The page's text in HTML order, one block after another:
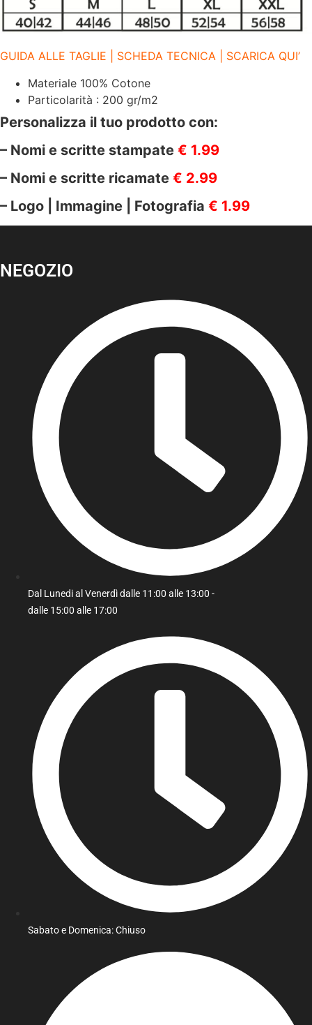
GUIDA ALLE TAGLIE | SCHEDA TECNICA | SCARICA QUI’
Materiale 100% Cotone
Particolarità : 200 gr/m2
Personalizza il tuo prodotto con:
– Nomi e scritte stampate € 1.99
– Nomi e scritte ricamate € 2.99
– Logo | Immagine | Fotografia € 1.99
NEGOZIO
Dal Lunedi al Venerdì dalle 11:00 alle 13:00 -
dalle 15:00 alle 17:00
Sabato e Domenica: Chiuso